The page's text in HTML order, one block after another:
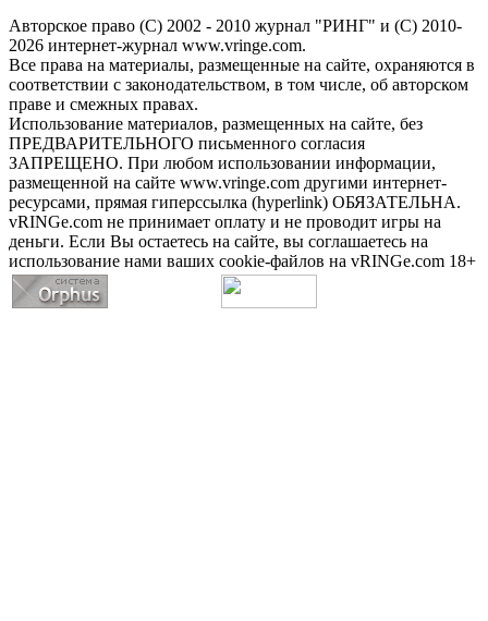
Авторское право (С) 2002 - 2010 журнал "РИНГ" и (С) 2010-
2026 интернет-журнал www.vringe.com.
Все права на материалы, размещенные на сайте, охраняются в
соответствии с законодательством, в том числе, об авторском
праве и смежных правах.
Использование материалов, размещенных на сайте, без
ПРЕДВАРИТЕЛЬНОГО письменного согласия
ЗАПРЕЩЕНО. При любом использовании информации,
размещенной на сайте www.vringe.com другими интернет-
ресурсами, прямая гиперссылка (hyperlink) ОБЯЗАТЕЛЬНА.
vRINGe.com не принимает оплату и не проводит игры на
деньги. Если Вы остаетесь на сайте, вы соглашаетесь на
использование нами ваших cookie-файлов на vRINGe.com 18+